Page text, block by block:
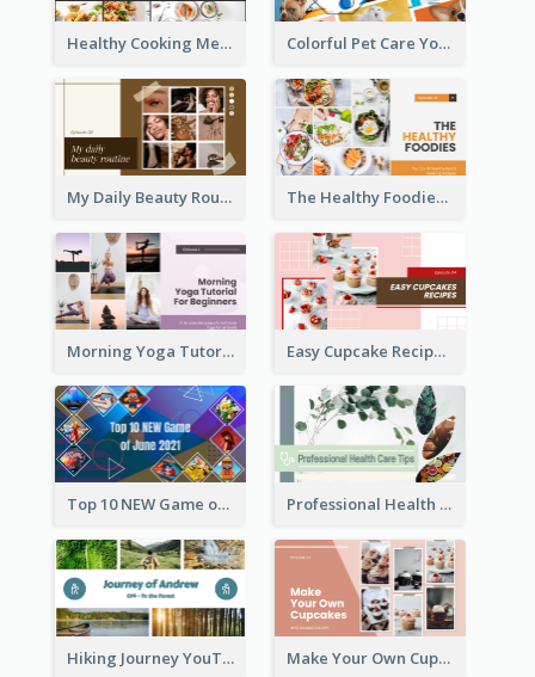
Healthy Cooking Meal YouTube Thumbnail Colorful Pet Care YouTube Thumbnail
My Daily Beauty Routine YouTube Thumbnail The Healthy Foodies YouTube Thumbnail
Morning Yoga Tutorial YouTube Thumbnail Easy Cupcake Recipes YouTube Thumbnail
Top 10 NEW Game of June 2021 YouTube Thumbnail Professional Health Care Tips YouTube Thumbnail
Hiking Journey YouTube Thumbnail Make Your Own Cupcakes YouTube Thumbnail